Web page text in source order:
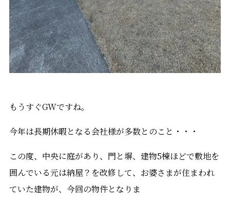
もうすぐGWですね。
今年は長期休暇となる会社様が多数とのこと・・・
この度、中央に庭があり、門と塀、建物5棟ほどで敷地を
囲んでいる元は納屋？を改修して、お婆さまが住まわれ
ていた建物が、今回の物件となりま